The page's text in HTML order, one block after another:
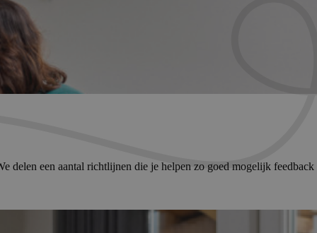
delen een aantal richtlijnen die je helpen zo goed mogelijk feedback